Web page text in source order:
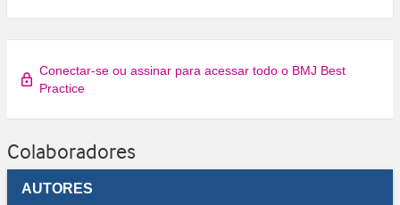
Conectar-se ou assinar para acessar todo o BMJ Best
Practice
Colaboradores
AUTORES